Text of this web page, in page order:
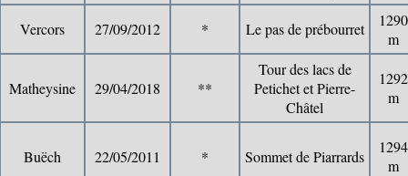
Vercors 27/09/2012 * Le pas de prébourret
1290
m
Matheysine 29/04/2018 **
Tour des lacs de
Petichet et Pierre-
Châtel
1292
m
Buëch 22/05/2011 * Sommet de Piarrards
1294
m